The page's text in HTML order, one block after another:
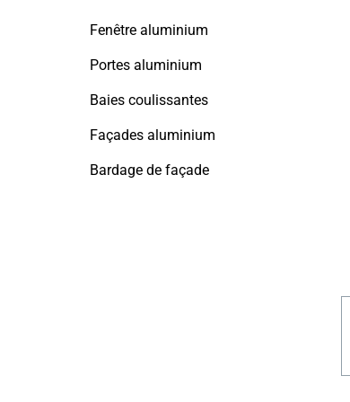
Fenêtre aluminium
Portes aluminium
Baies coulissantes
Façades aluminium
Bardage de façade